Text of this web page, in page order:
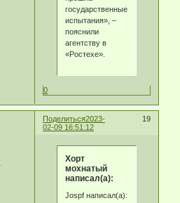
государственные
испытания», –
пояснили
агентству в
«Ростехе».
0
Поделиться 19
2023-
02-09 16:51:12
Хорт
мохнатый
написал(а):
Jospf написал(а):